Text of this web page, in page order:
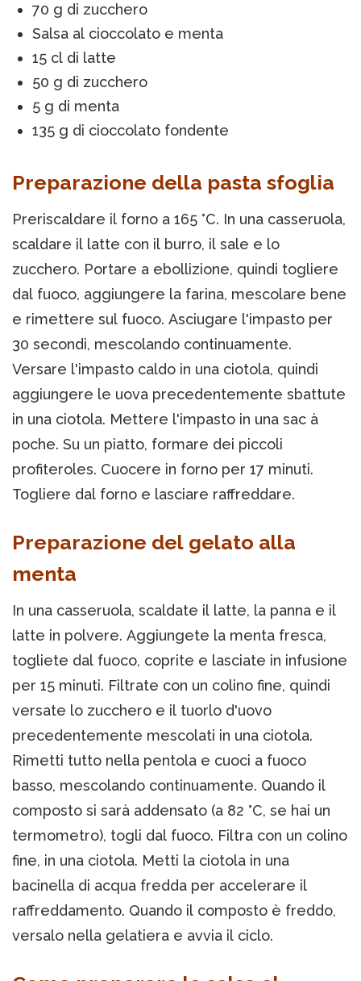
70 g di zucchero
Salsa al cioccolato e menta
15 cl di latte
50 g di zucchero
5 g di menta
135 g di cioccolato fondente
Preparazione della pasta sfoglia
Preriscaldare il forno a 165 °C. In una casseruola,
scaldare il latte con il burro, il sale e lo
zucchero. Portare a ebollizione, quindi togliere
dal fuoco, aggiungere la farina, mescolare bene
e rimettere sul fuoco. Asciugare l'impasto per
30 secondi, mescolando continuamente.
Versare l'impasto caldo in una ciotola, quindi
aggiungere le uova precedentemente sbattute
in una ciotola. Mettere l'impasto in una sac à
poche. Su un piatto, formare dei piccoli
profiteroles. Cuocere in forno per 17 minuti.
Togliere dal forno e lasciare raffreddare.
Preparazione del gelato alla
menta
In una casseruola, scaldate il latte, la panna e il
latte in polvere. Aggiungete la menta fresca,
togliete dal fuoco, coprite e lasciate in infusione
per 15 minuti. Filtrate con un colino fine, quindi
versate lo zucchero e il tuorlo d'uovo
precedentemente mescolati in una ciotola.
Rimetti tutto nella pentola e cuoci a fuoco
basso, mescolando continuamente. Quando il
composto si sarà addensato (a 82 °C, se hai un
termometro), togli dal fuoco. Filtra con un colino
fine, in una ciotola. Metti la ciotola in una
bacinella di acqua fredda per accelerare il
raffreddamento. Quando il composto è freddo,
versalo nella gelatiera e avvia il ciclo.